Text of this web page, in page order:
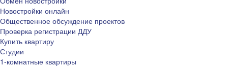
Новостройки онлайн
Общественное обсуждение проектов
Проверка регистрации ДДУ
Купить квартиру
Студии
1-комнатные квартиры